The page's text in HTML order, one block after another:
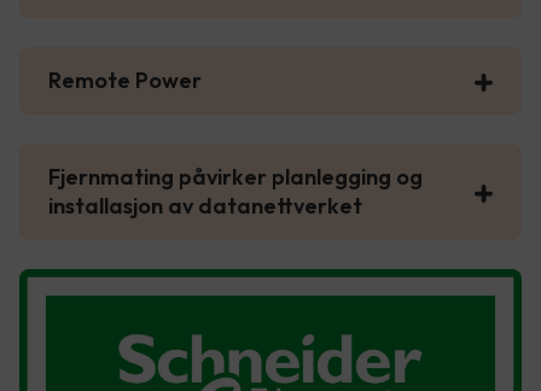
Remote Power
Fjernmating påvirker planlegging og
installasjon av datanettverket